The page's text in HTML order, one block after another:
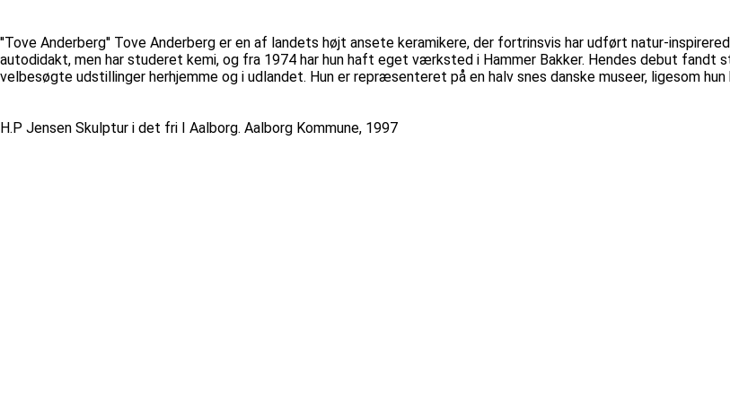
''Tove Anderberg'' Tove Anderberg er en af landets højt ansete keramikere, der fortrinsvis har udført natur-
autodidakt, men har studeret kemi, og fra 1974 har hun haft eget værksted i Hammer Bakker. Hendes debut fandt
velbesøgte udstillinger herhjemme og i udlandet. Hun er repræsenteret på en halv snes danske museer, ligesom
H.P Jensen Skulptur i det fri I Aalborg. Aalborg Kommune, 1997